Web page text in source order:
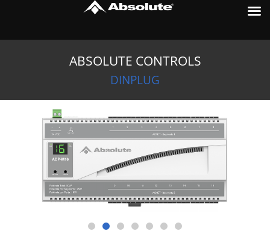
ABSOLUTE CONTROLS
DINPLUG